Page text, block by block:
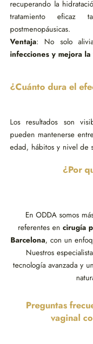
recuperando la
tratamiento
postmenopáusicas.
Ventaja: No solo
infecciones y mejora
¿Cuánto dura el
Los resultados son
pueden mantenerse
edad, hábitos y nivel de
¿Por
En ODDA somos
referentes en cirugía
Barcelona, con un
Nuestros
tecnología avanzada y
Preguntas
vaginal